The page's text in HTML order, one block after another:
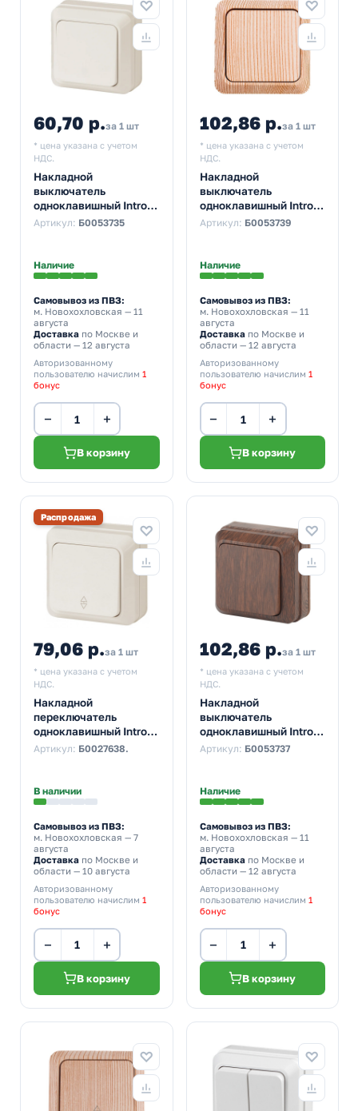
60,70 р.за 1 шт
* цена указана с учетом
НДС.
Накладной
выключатель
одноклавишный Intro
Quadro 10А-250В IP20
Артикул: Б0053735
Наличие
Самовывоз из ПВЗ:
м. Новохохловская — 11
августа
Доставка по Москве и
области — 12 августа
Авторизованному
пользователю начислим 1
бонус
− +
В корзину
102,86 р.за 1 шт
* цена указана с учетом
НДС.
Накладной
выключатель
одноклавишный Intro
Quadro 10А-250В IP20
Артикул: Б0053739
Наличие
Самовывоз из ПВЗ:
м. Новохохловская — 11
августа
Доставкапо Москве и
области — 12 августа
Авторизованному
пользователю начислим 1
бонус
− +
В корзину
Распродажа
79,06 р.за 1 шт
* цена указана с учетом
НДС.
Накладной
переключатель
одноклавишный Intro
Quadro 10А-250В IP20
Артикул: Б0027638.
В наличии
Самовывоз из ПВЗ:
м. Новохохловская — 7
августа
Доставка по Москве и
области — 10 августа
Авторизованному
пользователю начислим 1
бонус
− +
В корзину
102,86 р.за 1 шт
* цена указана с учетом
НДС.
Накладной
выключатель
одноклавишный Intro
Quadro 10А-250В IP20
Артикул: Б0053737
Наличие
Самовывоз из ПВЗ:
м. Новохохловская — 11
августа
Доставкапо Москве и
области — 12 августа
Авторизованному
пользователю начислим 1
бонус
− +
В корзину